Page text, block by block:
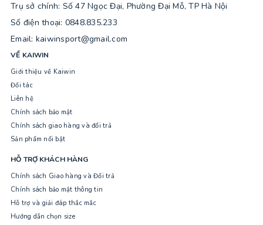
Trụ sở chính: Số 47 Ngọc Đại, Phường Đại Mỗ, TP Hà Nội
Số điện thoại: 0848.835.233
Email: kaiwinsport@gmail.com
VỀ KAIWIN
Giới thiệu về Kaiwin
Đối tác
Liên hệ
Chính sách bảo mật
Chính sách giao hàng và đổi trả
Sản phẩm nổi bật
HỖ TRỢ KHÁCH HÀNG
Chính sách Giao hàng và Đổi trả
Chính sách bảo mật thông tin
Hỗ trợ và giải đáp thắc mắc
Hướng dẫn chọn size